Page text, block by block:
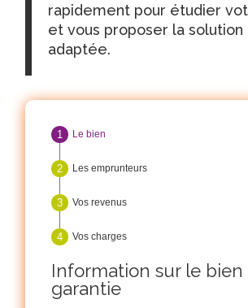
rapidement pour étudier
et vous proposer la solution
adaptée.
Le bien
Les emprunteurs
Vos revenus
Vos charges
Information sur le bien
garantie